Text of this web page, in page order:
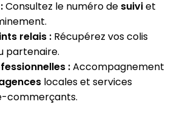
Consultez le numéro de suiviet
relais : Récupérez vos colis
partenaire.
:Accompagnement
locales et services
commerçants.